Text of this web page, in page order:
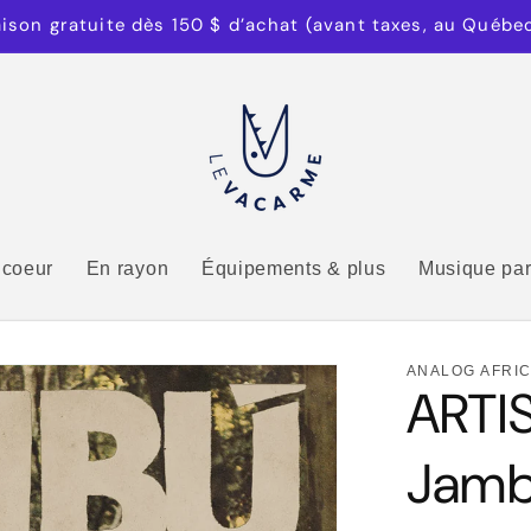
gratuite dès 150 $ d’achat (avant taxes, au
En rayon Équipements & plus Musique
ANALOG